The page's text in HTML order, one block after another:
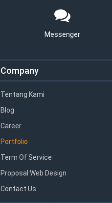
Messenger
Company
Tentang Kami
Blog
Career
Portfolio
Term Of Service
Proposal Web Design
Contact Us